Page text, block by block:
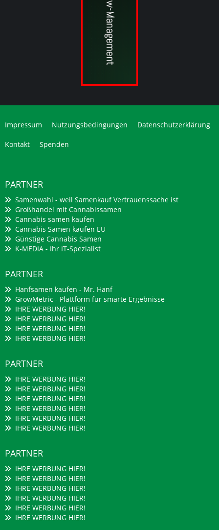
Impressum Nutzungsbedingungen Datenschutzerklärung
Kontakt Spenden
PARTNER
Samenwahl - weil Samenkauf Vertrauenssache ist
Großhandel mit Cannabissamen
Cannabis samen kaufen
Cannabis Samen kaufen EU
Günstige Cannabis Samen
K-MEDIA - Ihr IT-Spezialist
PARTNER
Hanfsamen kaufen - Mr. Hanf
GrowMetric - Plattform für smarte Ergebnisse
IHRE WERBUNG HIER!
IHRE WERBUNG HIER!
IHRE WERBUNG HIER!
IHRE WERBUNG HIER!
PARTNER
IHRE WERBUNG HIER!
IHRE WERBUNG HIER!
IHRE WERBUNG HIER!
IHRE WERBUNG HIER!
IHRE WERBUNG HIER!
IHRE WERBUNG HIER!
PARTNER
IHRE WERBUNG HIER!
IHRE WERBUNG HIER!
IHRE WERBUNG HIER!
IHRE WERBUNG HIER!
IHRE WERBUNG HIER!
IHRE WERBUNG HIER!